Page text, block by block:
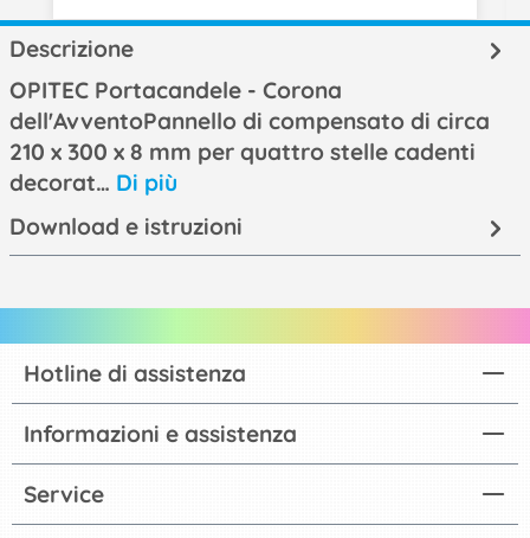
Descrizione
OPITEC Portacandele - Corona
dell'AvventoPannello di compensato di circa
210 x 300 x 8 mm per quattro stelle cadenti
decorat… Di più
Download e istruzioni
Hotline di assistenza
Informazioni e assistenza
Service